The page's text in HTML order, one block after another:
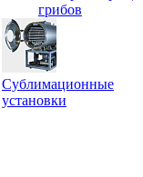
грибов
Сублимационные
установки